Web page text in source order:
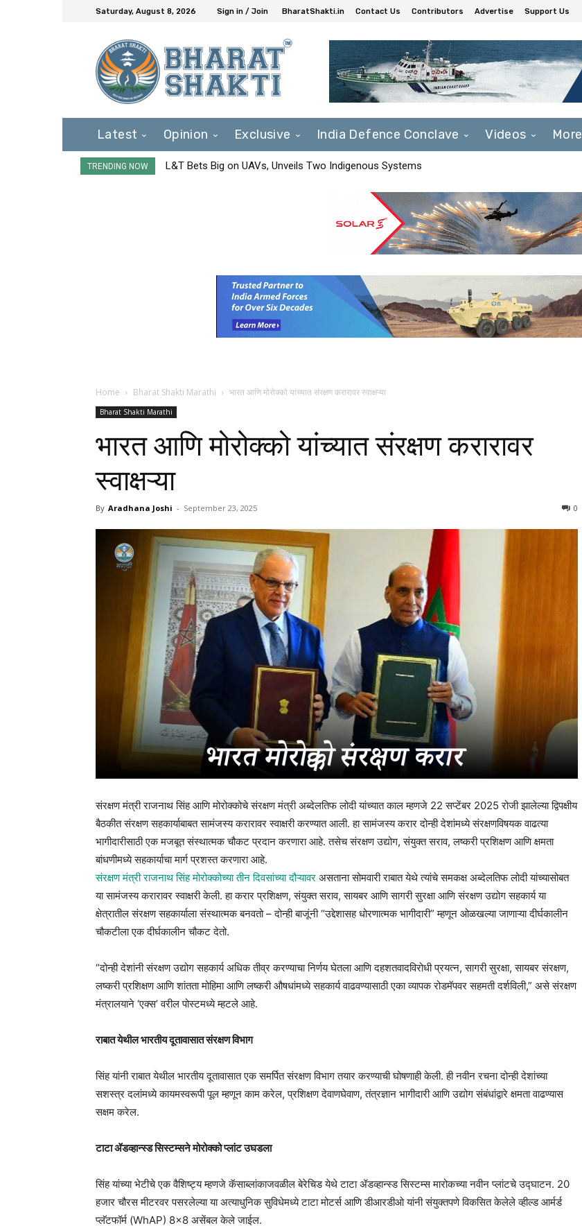
Saturday, August 8, 2026 Sign in / Join BharatShakti.in Contact Us Contributors Advertise Support Us
Latest Opinion Exclusive India Defence Conclave Videos More
TRENDING NOW L&T Bets Big on UAVs, Unveils Two Indigenous Systems
Home Bharat Shakti Marathi भारत आणि मोरोक्को यांच्यात संरक्षण करारावर स्वाक्षऱ्या
Bharat Shakti Marathi
भारत आणि मोरोक्को यांच्यात संरक्षण करारावर
स्वाक्षऱ्या
By Aradhana Joshi - September 23, 2025 0
संरक्षण मंत्री राजनाथ सिंह आणि मोरोक्कोचे संरक्षण मंत्री अब्देलतिफ लोदी यांच्यात काल म्हणजे 22 सप्टेंबर 2025 रोजी झालेल्या द्विपक्षीय
बैठकीत संरक्षण सहकार्याबाबत सामंजस्य करारावर स्वाक्षरी करण्यात आली. हा सामंजस्य करार दोन्ही देशांमध्‍ये संरक्षणविषयक वाढत्या
भागीदारीसाठी एक मजबूत संस्थात्मक चौकट प्रदान करणारा आहे. तसेच संरक्षण उद्योग, संयुक्त सराव, लष्करी प्रशिक्षण आणि क्षमता
बांधणीमध्ये सहकार्याचा मार्ग प्रशस्त करणारा आहे.
संरक्षण मंत्री राजनाथ सिंह मोरोक्कोच्या तीन दिवसांच्या दौऱ्यावर असताना सोमवारी राबात येथे त्यांचे समकक्ष अब्देलतिफ लोदी यांच्यासोबत
या सामंजस्य करारावर स्वाक्षरी केली. हा करार प्रशिक्षण, संयुक्त सराव, सायबर आणि सागरी सुरक्षा आणि संरक्षण उद्योग सहकार्य या
क्षेत्रातील संरक्षण सहकार्याला संस्थात्मक बनवतो – दोन्ही बाजूंनी “उद्देशासह धोरणात्मक भागीदारी” म्हणून ओळखल्या जाणाऱ्या दीर्घकालीन
चौकटीला एक दीर्घकालीन चौकट देतो.
“दोन्ही देशांनी संरक्षण उद्योग सहकार्य अधिक तीव्र करण्याचा निर्णय घेतला आणि दहशतवादविरोधी प्रयत्न, सागरी सुरक्षा, सायबर संरक्षण,
लष्करी प्रशिक्षण आणि शांतता मोहिमा आणि लष्करी औषधांमध्ये सहकार्य वाढवण्यासाठी एका व्यापक रोडमॅपवर सहमती दर्शविली,” असे संरक्षण
मंत्रालयाने ‘एक्स’ वरील पोस्टमध्ये म्हटले आहे.
राबात येथील भारतीय दूतावासात संरक्षण विभाग
सिंह यांनी राबात येथील भारतीय दूतावासात एक समर्पित संरक्षण विभाग तयार करण्याची घोषणाही केली. ही नवीन रचना दोन्ही देशांच्या
सशस्त्र दलांमध्ये कायमस्वरूपी पूल म्हणून काम करेल, प्रशिक्षण देवाणघेवाण, तंत्रज्ञान भागीदारी आणि उद्योग संबंधांद्वारे क्षमता वाढण्यास
सक्षम करेल.
टाटा ॲडव्हान्स्ड सिस्टम्सने मोरोक्को प्लांट उघडला
सिंह यांच्या भेटीचे एक वैशिष्ट्य म्हणजे कॅसाब्लांकाजवळील बेरेचिड येथे टाटा ॲडव्हान्स्ड सिस्टम्स मारोकच्या नवीन प्लांटचे उद्घाटन. 20
हजार चौरस मीटरवर पसरलेल्या या अत्याधुनिक सुविधेमध्ये टाटा मोटर्स आणि डीआरडीओ यांनी संयुक्तपणे विकसित केलेले व्हील्ड आर्मर्ड
प्लॅटफॉर्म (WhAP) 8×8 असेंबल केले जाईल.